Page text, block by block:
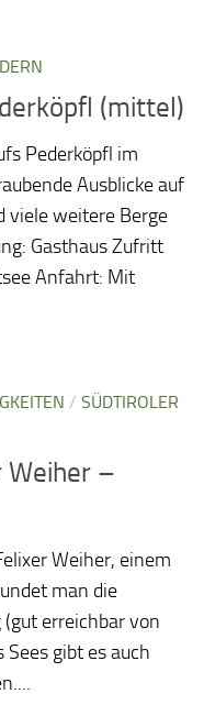
(mittel)
Pederköpfl im
Ausblicke auf
viele weitere Berge
Gasthaus Zufritt
Anfahrt: Mit
/ SÜDTIROLER
Weiher –
Weiher, einem
man die
erreichbar von
Sees gibt es auch